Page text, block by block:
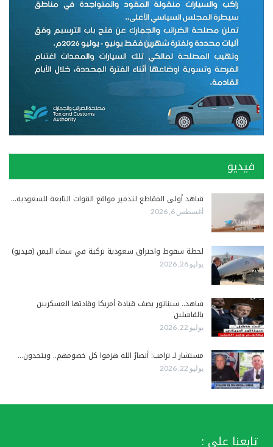
فيديو
شاهد أولى المقاطع لتدمير مواقع القوات التابعة للسعودية…
أغسطس 6, 2026
لحظة سقوط واحتراق سعودية تركية في سماء اليمن (فيديو)
يوليو 26, 2026
شاهد.. سيناتور يصف قيادة أمريكا وقادتها العسكريين
بالفاشلين
يوليو 22, 2026
مستشار لـ ترامب: أنصارُ الله هزموا كل خصومهم.. ويتحدون…
يوليو 22, 2026
تابعنا على :